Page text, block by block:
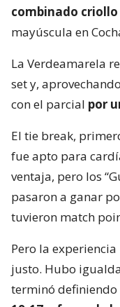
combinado criollo
mayúscula en
La Verdeamarela
set y,
con el parcial por
El tie break,
fue apto para
ventaja, pero los
pasaron a ganar
tuvieron match
Pero la
justo. Hubo
terminó definiendo